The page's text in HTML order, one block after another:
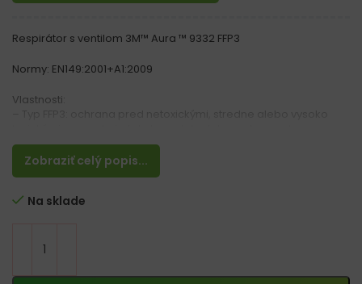
Zobraziť celý popis...
Respirátor s ventilom 3M™ Aura ™ 9332 FFP3
Normy: EN149:2001+A1:2009
Vlastnosti:
koncentráciách 50xOEL alebo 20xAPF (NDS)
– Poskytuje pohodlie a štýl bez obmedzenia výkonu
– Chráni proti prachu a aerosólom, ktoré môžeme nájsť vo
– Poskytuje efektívny výkon zároveň so zníženým odporom pri
prispôsobuje sa pohybom tváre
okuliarov
Na sklade